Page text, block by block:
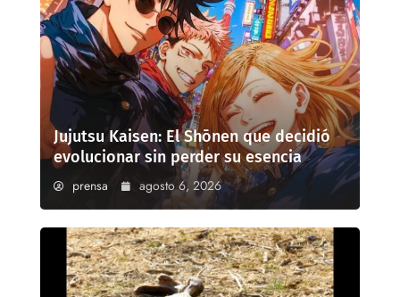
Jujutsu Kaisen: El Shōnen que decidió
evolucionar sin perder su esencia
prensa agosto 6, 2026